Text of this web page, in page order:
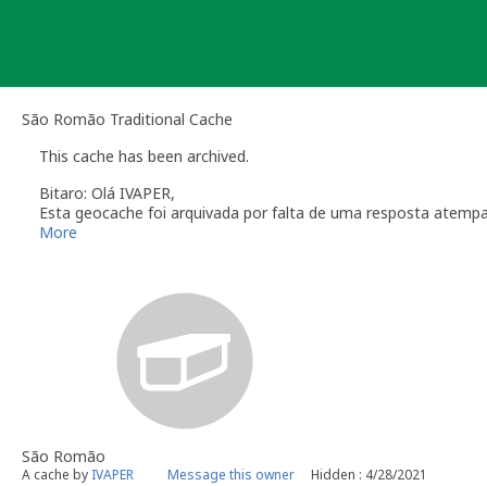
São Romão Traditional Cache
This cache has been archived.
Bitaro: Olá IVAPER,
Esta geocache foi arquivada por falta de uma resposta
Verifique a secção das
Geocaching.com Volunteer Geocache Reviewer
Revisor Voluntário em Geocaching.com
More
São Romão
A cache by IVAPER Message this owner Hidden : 4/28/2021